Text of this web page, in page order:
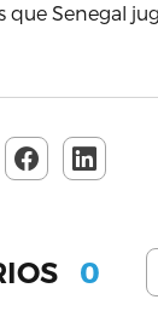
que Senegal
0